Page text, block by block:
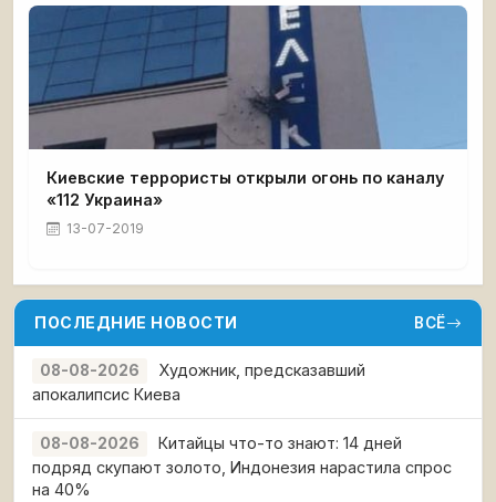
Киевские террористы открыли огонь по каналу
«112 Украина»
13-07-2019
ПОСЛЕДНИЕ НОВОСТИ ВСЁ
08-08-2026
Художник, предсказавший
апокалипсис Киева
08-08-2026
Китайцы что-то знают: 14 дней
подряд скупают золото, Индонезия нарастила спрос
на 40%